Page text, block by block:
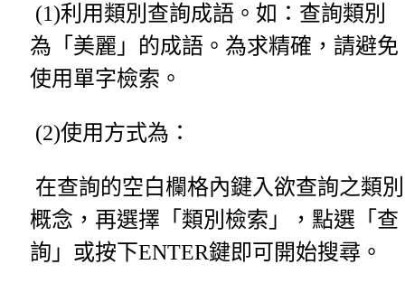
(1)利用類別查詢成語。如：查詢類別
為「美麗」的成語。為求精確，請避免
使用單字檢索。
(2)使用方式為：
在查詢的空白欄格內鍵入欲查詢之類別
概念，再選擇「類別檢索」，點選「查
詢」或按下ENTER鍵即可開始搜尋。